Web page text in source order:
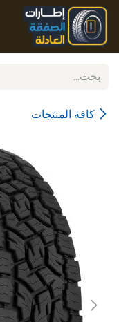
تخطي للذهاب إلى المحتوى
كافة المنتجات